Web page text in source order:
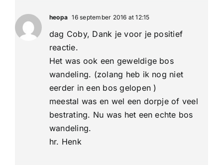
heopa 16 september 2016 at 12:15
dag Coby, Dank je voor je positief
reactie.
Het was ook een geweldige bos
wandeling. (zolang heb ik nog niet
eerder in een bos gelopen )
meestal was en wel een dorpje of veel
bestrating. Nu was het een echte bos
wandeling.
hr. Henk